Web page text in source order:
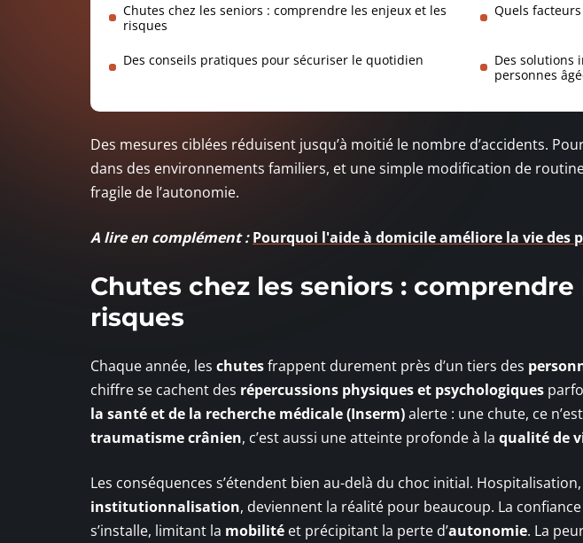
Chutes chez les seniors : comprendre les enjeux et les
risques
Quels
Des conseils pratiques pour sécuriser le quotidien
Des solutions
personnes
Des mesures ciblées réduisent jusqu’à moitié le nombre d’accidents.
dans des environnements familiers, et une simple modification de
fragile de l’autonomie.
A lire en complément : Pourquoi l'aide à domicile améliore la vie des
Chutes chez les seniors :
risques
Chaque année, les chutesfrappent durement près d’un tiers des
chiffre se cachent des répercussions physiques et psychologiques
la santé et de la recherche médicale (Inserm)alerte : une chute, ce
traumatisme crânien, c’est aussi une atteinte profonde à la qualité de
Les conséquences s’étendent bien au-delà du choc initial.
institutionnalisation, deviennent la réalité pour beaucoup. La confiance
s’installe, limitant la mobilité et précipitant la perte d’autonomie. La